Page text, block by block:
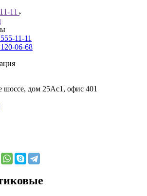
11
11-11
06-68
шоссе, дом 25Аc1, офис 401